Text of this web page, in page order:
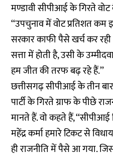
मण्डावी सीपीआई के गिरते
‘‘उपचुनाव में वोट प्रतिशत
सरकार काफी पैसे खर्च कर रही
सत्ता में होती है, उसी के
हम जीत की तरफ बढ़ रहे हैं.’’
छत्तीसगढ़ सीपीआई के तीन
पार्टी के गिरते ग्राफ के पीछे
मानते हैं. वो कहते हैं,
महेंद्र कर्मा हमारे टिकट से
ही राजनीति में पैसे आ गया.